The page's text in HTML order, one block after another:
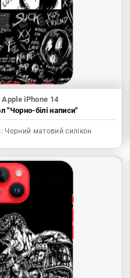
Apple iPhone 14
"Чорно-білі написи"
Чорний матовий силікон